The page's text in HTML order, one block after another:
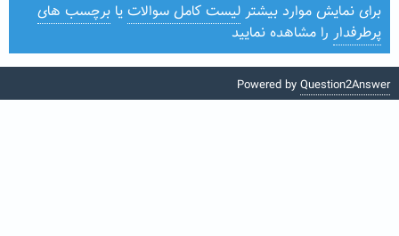
برای نمایش موارد بیشتر لیست کامل سوالات یا برچسب های
پرطرفدار را مشاهده نمایید
Powered by Question2Answer